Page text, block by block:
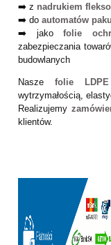
➡️ z nadrukiem
➡️ do automatów
➡️ jako
folie
zabezpieczania
budowlanych
Nasze folie
wytrzymałością,
Realizujemy
klientów.